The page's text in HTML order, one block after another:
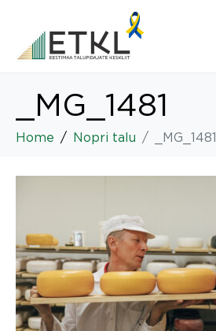
_MG_1481
Home Nopri talu _MG_1481